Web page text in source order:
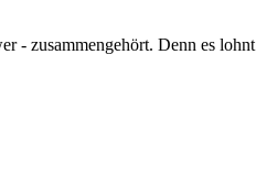
- zusammengehört. Denn es lohnt